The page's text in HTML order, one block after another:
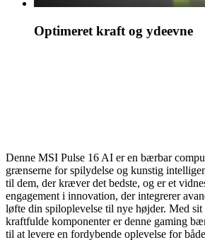
Optimeret kraft og ydeevne
Denne MSI Pulse 16 AI er en bærbar
grænserne for spilydelse og kunstig
til dem, der kræver det bedste, og er et
engagement i innovation, der integrerer
løfte din spiloplevelse til nye højder. Med sit
kraftfulde komponenter er denne gaming
til at levere en fordybende oplevelse for